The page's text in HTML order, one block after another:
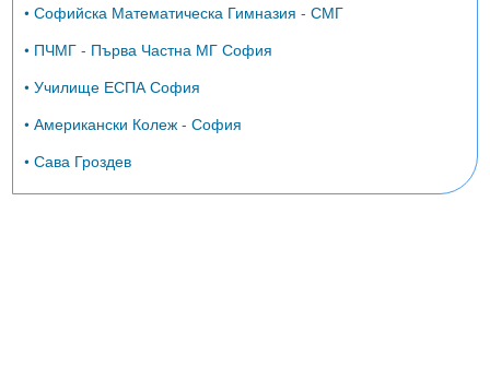
• Софийска Математическа Гимназия - СМГ
• ПЧМГ - Първа Частна МГ София
• Училище ЕСПА София
• Американски Колеж - София
• Сава Гроздев